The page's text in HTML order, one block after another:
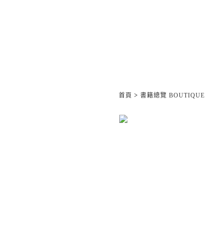
首頁 > 書籍總覽 BOUTIQUE